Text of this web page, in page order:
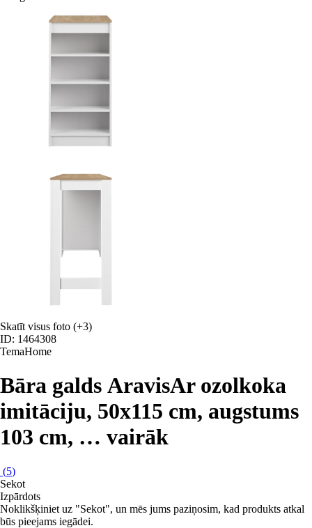
Skatīt visus foto (+3)
ID: 1464308
TemaHome
Bāra galds AravisAr ozolkoka
imitāciju, 50x115 cm, augstums
103 cm, … vairāk
(5)
Sekot
Izpārdots
Noklikšķiniet uz "Sekot", un mēs jums paziņosim, kad produkts atkal
būs pieejams iegādei.